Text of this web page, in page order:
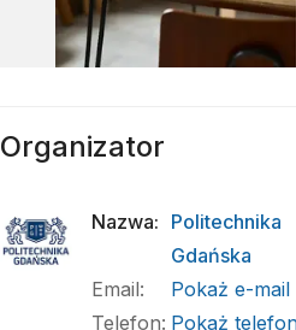
Organizator
Nazwa: Politechnika
Gdańska
Email:
Pokaż e-mail
Telefon: Pokaż